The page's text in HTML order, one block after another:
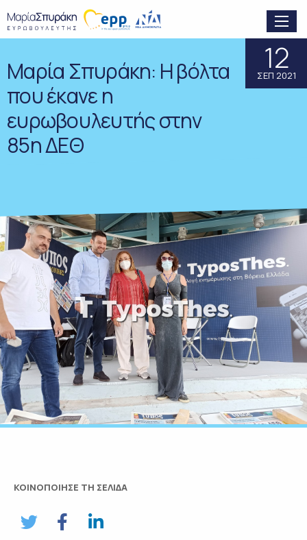
Μαρία Σπυράκη: Η βόλτα
που έκανε η
ευρωβουλευτής στην
85η ΔΕΘ
12
ΣΕΠ 2021
ΚΟΙΝΟΠΟΙΗΣΕ ΤΗ ΣΕΛΙΔΑ